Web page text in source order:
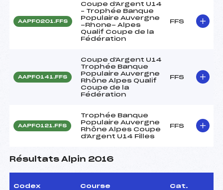
AAPF0201.FFS
Coupe d'Argent U14
– Trophée Banque
Populaire Auvergne
-Rhone- Alpes
Qualif Coupe de la
Fédération
FFS
AAPF0141.FFS
Coupe d'Argent U14
Trophée Banque
Populaire Auvergne
Rhône Alpes Qualif
Coupe de la
Fédération
FFS
AAPF0121.FFS
Trophée Banque
Populaire Auvergne
Rhône Alpes Coupe
d'Argent U14 Filles
FFS
Résultats Alpin 2016
Codex Course Cat.